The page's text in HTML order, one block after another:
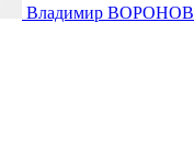
Владимир ВОРОНОВ